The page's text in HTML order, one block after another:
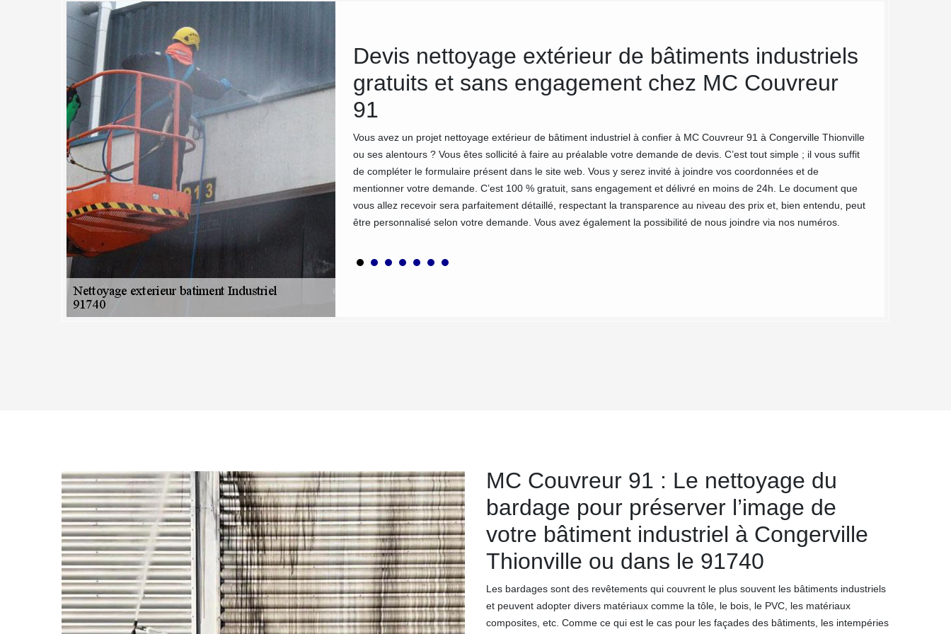
professionnel
le nettoyage extérieur de votre
à MC Couvreur 91
à Congerville Thionville, la satisfaction de la clientèle est primordiale. Pour
industriel nous tenons à toujours vous offrir le meilleur des services et
top. Pour cela, nous nous appuyons sur nos artisans qui maîtrisent
Ils sauront rester à l’écoute de vos moindres besoins. Toujours dans le
avec notre clientèle et en vue d’amélioration de chaque projet,
pratiques dans l’entretien de vos murs ou bardage industriel.
Devis nettoyage extérieur de bâtiments industriels
gratuits et sans engagement chez MC Couvreur
91
Vous avez un projet nettoyage extérieur de bâtiment industriel à confier à MC Couvreur 91 à Congerville Thionville
ou ses alentours ? Vous êtes sollicité à faire au préalable votre demande de devis. C’est tout simple ; il vous suffit
de compléter le formulaire présent dans le site web. Vous y serez invité à joindre vos coordonnées et de
mentionner votre demande. C’est 100 % gratuit, sans engagement et délivré en moins de 24h. Le document que
vous allez recevoir sera parfaitement détaillé, respectant la transparence au niveau des prix et, bien entendu, peut
être personnalisé selon votre demande. Vous avez également la possibilité de nous joindre via nos numéros.
MC Couvreur 91 : Le nettoyage du
bardage pour préserver l’image de
votre bâtiment industriel à Congerville
Thionville ou dans le 91740
Les bardages sont des revêtements qui couvrent le plus souvent les bâtiments industriels
et peuvent adopter divers matériaux comme la tôle, le bois, le PVC, les matériaux
composites, etc. Comme ce qui est le cas pour les façades des bâtiments, les intempéries